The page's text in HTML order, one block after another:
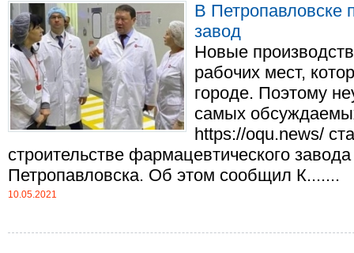
В Петропавловске
завод
Новые
рабочих мест,
городе. Поэтому
самых
https://oqu.news/
строительстве фармацевтического
Петропавловска. Об этом сообщил К.......
10.05.2021